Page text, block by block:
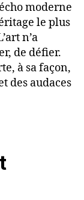
moderne
le plus
n’a
de défier.
à sa façon,
des audaces